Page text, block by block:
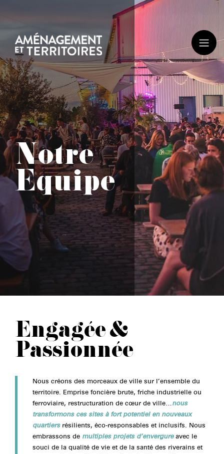
Notre
Equipe
Engagée &
Passionnée
Nous créons des morceaux de ville sur l’ensemble du
territoire. Emprise foncière brute, friche industrielle ou
ferroviaire, restructuration de cœur de ville…nous
transformons ces sites à fort potentiel en nouveaux
quartiers résilients, éco-responsables et inclusifs. Nous
embrassons de multiples projets d’envergureavec le
souci de la qualité de vie et de la santé des riverains et